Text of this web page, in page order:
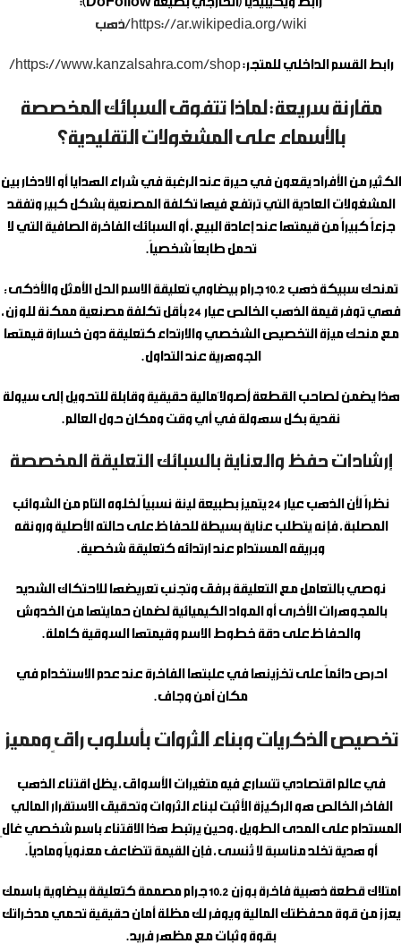
رابط ويكيبيديا (الخارجي بصيغة DoFollow):
https://ar.wikipedia.org/wiki/ذهب
رابط القسم الداخلي للمتجر:https://www.kanzalsahra.com/shop/
مقارنة سريعة: لماذا تتفوق السبائك المخصصة
بالأسماء على المشغولات التقليدية؟
الكثير من الأفراد يقعون في حيرة عند الرغبة في شراء الهدايا أو الادخار بين
المشغولات العادية التي ترتفع فيها تكلفة المصنعية بشكل كبير وتفقد
جزءاً كبيراً من قيمتها عند إعادة البيع، أو السبائك الفاخرة الصافية التي لا
تحمل طابعاً شخصياً.
تمنحك سبيكة ذهب 10.2 جرام بيضاوي تعليقة الاسم
الحل الأمثل والأذكى؛
فهي توفر قيمة الذهب الخالص عيار 24 بأقل تكلفة مصنعية ممكنة للوزن،
مع منحك ميزة التخصيص الشخصي والارتداء كتعليقة دون خسارة قيمتها
الجوهرية عند التداول.
هذا يضمن لصاحب القطعة أُصولاً مالية حقيقية وقابلة للتحويل إلى سيولة
نقدية بكل سهولة في أي وقت ومكان حول العالم.
إرشادات حفظ والعناية بالسبائك التعليقة المخصصة
نظراً لأن الذهب عيار 24 يتميز بطبيعة لينة نسبياً لخلوه التام من الشوائب
المصلبة، فإنه يتطلب عناية بسيطة للحفاظ على حالته الأصلية ورونقه
وبريقه المستدام عند ارتدائه كتعليقة شخصية.
نوصي بالتعامل مع التعليقة برفق وتجنب تعريضها للاحتكاك الشديد
بالمجوهرات الأخرى أو المواد الكيميائية لضمان حمايتها من الخدوش
والحفاظ على دقة خطوط الاسم وقيمتها السوقية كاملة.
احرص دائماً على تخزينها في علبتها الفاخرة عند عدم الاستخدام في
مكان آمن وجاف.
تخصيص الذكريات وبناء الثروات بأسلوب راقٍ ومميز
في عالم اقتصادي تتسارع فيه متغيرات الأسواق، يظل اقتناء الذهب
الفاخر الخالص هو الركيزة الأثبت لبناء الثروات وتحقيق الاستقرار المالي
المستدام على المدى الطويل، وحين يرتبط هذا الاقتناء باسم شخصي غالٍ
أو هدية تخلد مناسبة لا تُنسى، فإن القيمة تتضاعف معنوياً ومادياً.
امتلاك قطعة ذهبية فاخرة بوزن 10.2 جرام مصممة كتعليقة بيضاوية باسمك
يعزز من قوة محفظتك المالية ويوفر لك مظلة أمان حقيقية تحمي مدخراتك
بقوة وثبات مع مظهر فريد.